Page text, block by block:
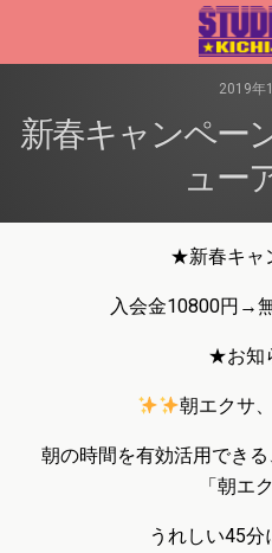
2019年
新春キャンペー
ュー
★新春キャ
入会金10800円→
★お知
朝エクサ
朝の時間を有効活用でき
「朝エ
うれしい45分